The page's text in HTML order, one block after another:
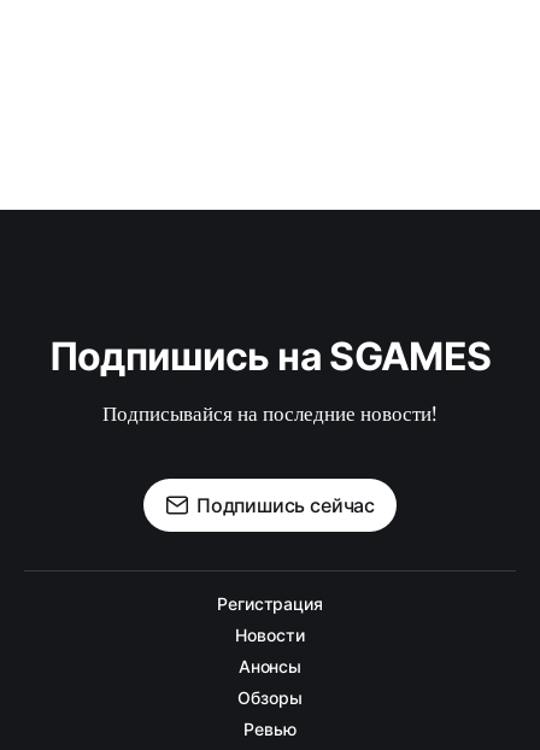
Подпишись на SGAMES
Подписывайся на последние новости!
Подпишись сейчас
Регистрация
Новости
Анонсы
Обзоры
Ревью